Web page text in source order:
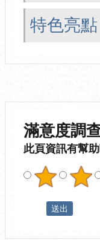
特色亮點
滿意度調
此頁資訊有幫